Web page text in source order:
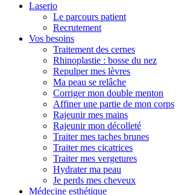
Laserio
Le parcours patient
Recrutement
Vos besoins
Traitement des cernes
Rhinoplastie : bosse du nez
Repulper mes lèvres
Ma peau se relâche
Corriger mon double menton
Affiner une partie de mon corps
Rajeunir mes mains
Rajeunir mon décolleté
Traiter mes taches brunes
Traiter mes cicatrices
Traiter mes vergetures
Hydrater ma peau
Je perds mes cheveux
Médecine esthétique